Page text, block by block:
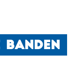
BANDEN